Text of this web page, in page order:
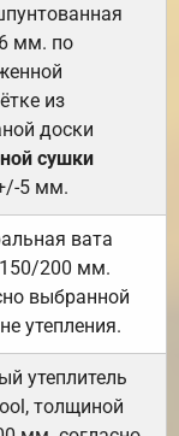
мм. по
из
доски
сушки
5 мм.
вата
200 мм.
выбранной
утепления.
утеплитель
толщиной